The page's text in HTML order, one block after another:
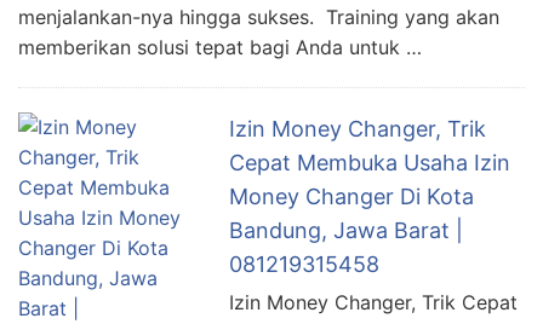
menjalankan-nya hingga sukses. Training yang akan
memberikan solusi tepat bagi Anda untuk …
Izin Money Changer, Trik
Cepat Membuka Usaha Izin
Money Changer Di Kota
Bandung, Jawa Barat |
081219315458
Izin Money Changer, Trik Cepat